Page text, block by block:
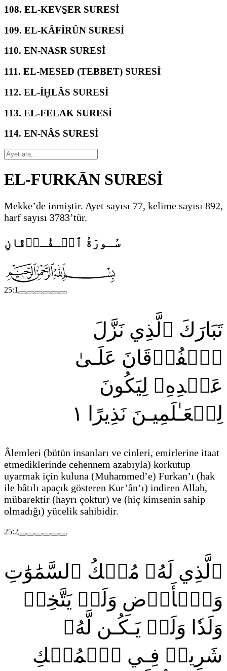
108. EL-KEVS̱ER SURESİ
109. EL-KÂFİRÛN SURESİ
110. EN-NASR SURESİ
111. EL-MESED (TEBBET) SURESİ
112. EL-İḪLÂS SURESİ
113. EL-FELAK SURESİ
114. EN-NÂS SURESİ
EL-FURKĀN SURESİ
Mekke’de inmiştir. Ayet sayısı 77, kelime sayısı 892,
harf sayısı 3783’tür.
سُـورَةُ ٱلۡـفُـرۡقَانِ
25:1
تَبَارَكَ ٱلَّذِي نَزَّلَ
ٱلۡفُرۡقَانَ عَلَـىٰ
عَبۡدِهِۦ لِيَكُونَ
لِلۡعَـٰلَمِيـنَ نَذِيرًا
١
Âlemleri (bütün insanları ve cinleri, emirlerine itaat
etmediklerinde cehennem azabıyla) korkutup
uyarmak için kuluna (Muhammed’e) Furkan’ı (hak
ile bâtılı apaçık gösteren Kur’ân’ı) indiren Allah,
mübarektir (hayrı çoktur) ve (hiç kimsenin sahip
olmadığı) yücelik sahibidir.
25:2
ٱلَّذِي لَهُۥ مُلۡكُ ٱلسَّمَٰوَٰتِ
وَٱلۡأَرۡضِ وَلَمۡ يَتَّخِذۡ
وَلَدٗا وَلَمۡ يَـكُـن لَّهُۥ
شَرِيكٞ فِـي ٱلۡمُلۡكِ